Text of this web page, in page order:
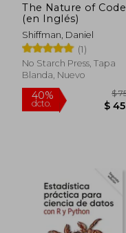
40%
The Nature of Code
(en Inglés)
Shiffman, Daniel
(1)
No Starch Press, Tapa
Blanda, Nuevo